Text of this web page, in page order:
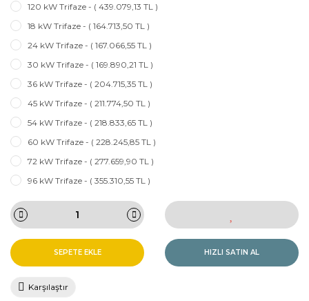
120 kW Trifaze - ( 439.079,13 TL )
18 kW Trifaze - ( 164.713,50 TL )
24 kW Trifaze - ( 167.066,55 TL )
30 kW Trifaze - ( 169.890,21 TL )
36 kW Trifaze - ( 204.715,35 TL )
45 kW Trifaze - ( 211.774,50 TL )
54 kW Trifaze - ( 218.833,65 TL )
60 kW Trifaze - ( 228.245,85 TL )
72 kW Trifaze - ( 277.659,90 TL )
96 kW Trifaze - ( 355.310,55 TL )
SEPETE EKLE HIZLI SATIN AL
Karşılaştır